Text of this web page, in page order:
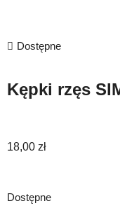
Dostępne
Kępki rzęs
18,00 zł
Dostępne